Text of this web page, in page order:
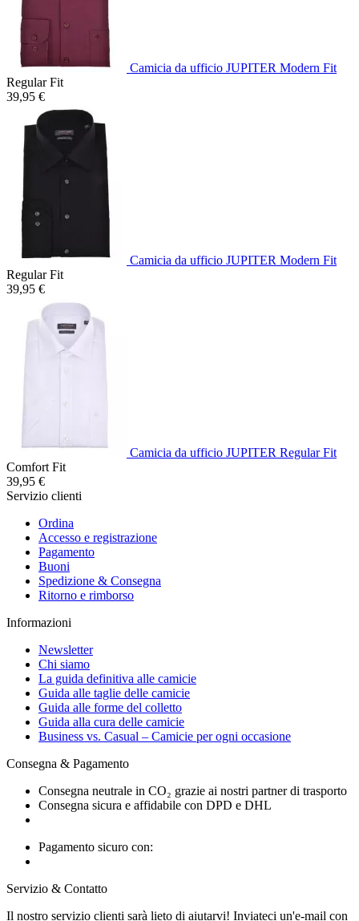
Camicia da ufficio JUPITER Modern Fit
Regular Fit
39,95 €
Camicia da ufficio JUPITER Modern Fit
Regular Fit
39,95 €
Camicia da ufficio JUPITER Regular Fit
Comfort Fit
39,95 €
Servizio clienti
Ordina
Accesso e registrazione
Pagamento
Buoni
Spedizione & Consegna
Ritorno e rimborso
Informazioni
Newsletter
Chi siamo
La guida definitiva alle camicie
Guida alle taglie delle camicie
Guida alle forme del colletto
Guida alla cura delle camicie
Business vs. Casual – Camicie per ogni occasione
Consegna & Pagamento
Consegna neutrale in CO₂ grazie ai nostri partner di trasporto
Consegna sicura e affidabile con DPD e DHL
Pagamento sicuro con:
Servizio & Contatto
Il nostro servizio clienti sarà lieto di aiutarvi! Inviateci un'e-mail con